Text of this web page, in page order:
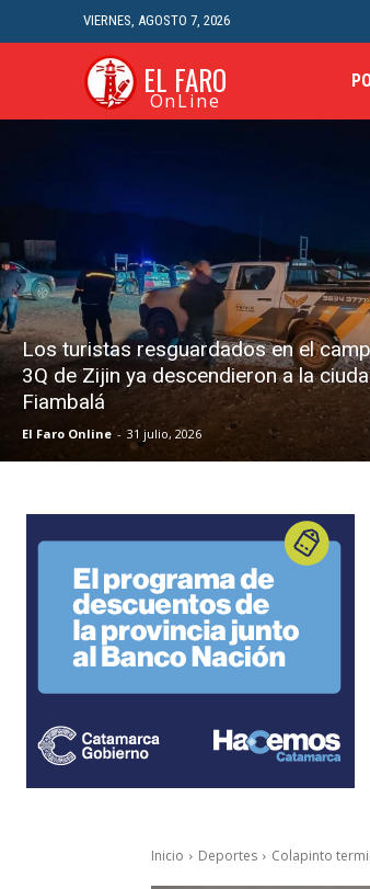
VIERNES, AGOSTO 7, 2026
EL FARO
OnLine
Los turistas resguardados en el
3Q de Zijin ya descendieron a la
Fiambalá
El Faro Online - 31 julio, 2026
Inicio Deportes Colapinto